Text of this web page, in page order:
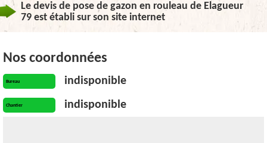
Le devis de pose de gazon en rouleau de Elagueur
79 est établi sur son site internet
Nos coordonnées
Bureau indisponible
Chantier indisponible